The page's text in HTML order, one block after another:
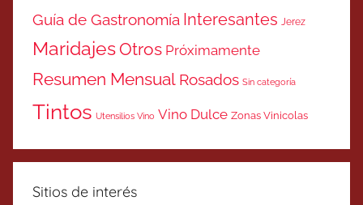
Guía de Gastronomía Interesantes Jerez
MaridajesOtros Próximamente
Resumen Mensual Rosados Sin categoría
Tintos Utensilios Vino Vino Dulce Zonas Vinicolas
Sitios de interés